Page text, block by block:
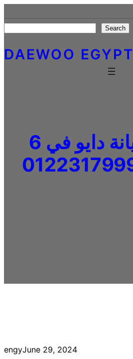
to
content
Search
DAEWOO EGYPT
وكيل صيانة دايو في 6
engyJune 29, 2024